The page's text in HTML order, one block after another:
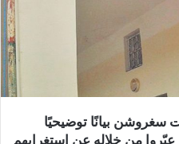
سغروشن بيانًا توضيحيًا
من خلاله عن استغرابهم